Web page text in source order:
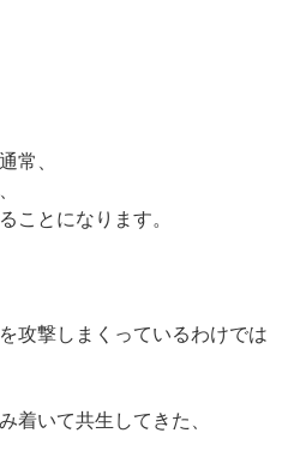
常、
ことになります。
攻撃しまくっているわけでは
着いて共生してきた、